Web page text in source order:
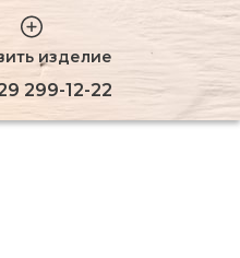
изделие
299-12-22